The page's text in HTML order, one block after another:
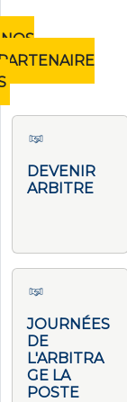
NOS
DEVENIR
ARBITRE
JOURNÉES
DE
L'ARBITRA
GE LA
POSTE